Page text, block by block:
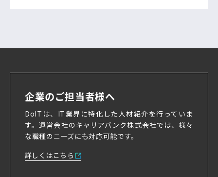
企業のご担当者様へ
DoITは、IT業界に特化した人材紹介を行っていま
す。運営会社のキャリアバンク株式会社では、様々
な職種のニーズにも対応可能です。
詳しくはこちら